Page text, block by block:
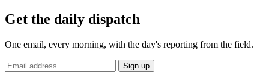
Get the daily dispatch
One email, every morning, with the day's reporting from the field.
Email
address
Sign up